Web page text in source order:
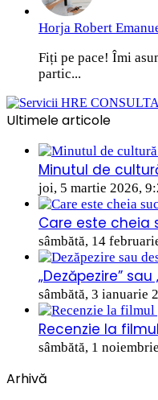
Horja Robert
Fiți pe pace! Îmi
partic...
Ultimele articole
Minutul de
joi, 5 martie 2026,
Care este cheia
sâmbătă, 14
„Dezăpezire” sau
sâmbătă, 3 ianuarie
Recenzie la
sâmbătă, 1
Arhivă